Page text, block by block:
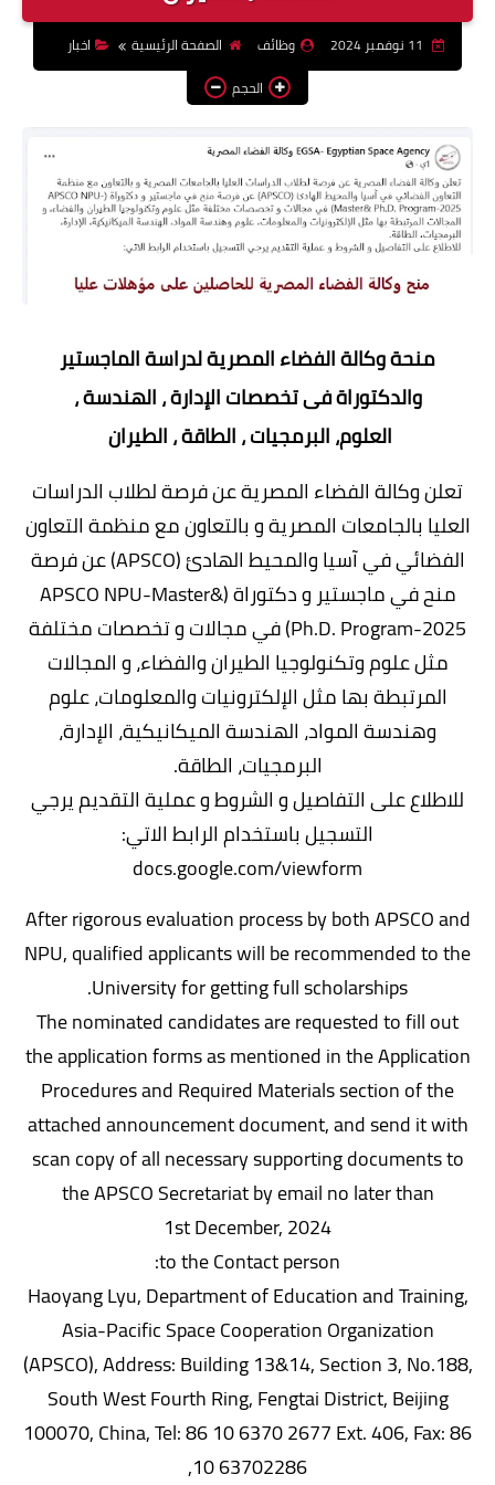
وظائف اعضاء هيئة تدريس
بالجامعات والمعاهد
اخبار
وظائف الصفحة الرئيسية
اخبار
الحجم
منحة وكالة الفضاء المصرية لدراسة الماجستير
والدكتوراة فى تخصصات الإدارة ، الهندسة ،
العلوم، البرمجيات ، الطاقة ، الطيران
تعلن وكالة الفضاء المصرية عن فرصة لطلاب الدراسات
العليا بالجامعات المصرية و بالتعاون مع منظمة التعاون
الفضائي في آسيا والمحيط الهادئ (APSCO) عن فرصة
منح في ماجستير و دكتوراة (APSCO NPU-Master&
Ph.D. Program-2025) في مجالات و تخصصات مختلفة
مثل علوم وتكنولوجيا الطيران والفضاء، و المجالات
المرتبطة بها مثل الإلكترونيات والمعلومات، علوم
وهندسة المواد، الهندسة الميكانيكية، الإدارة،
البرمجيات، الطاقة.
للاطلاع على التفاصيل و الشروط و عملية التقديم يرجي
التسجيل باستخدام الرابط الاتي:
docs.google.com/viewform
After rigorous evaluation process by both APSCO and
NPU, qualified applicants will be recommended to the
University for getting full scholarships.
The nominated candidates are requested to fill out
the application forms as mentioned in the Application
Procedures and Required Materials section of the
attached announcement document, and send it with
scan copy of all necessary supporting documents to
the APSCO Secretariat by email no later than
1st December, 2024
to the Contact person:
Haoyang Lyu, Department of Education and Training,
Asia-Pacific Space Cooperation Organization
(APSCO), Address: Building 13&14, Section 3, No.188,
South West Fourth Ring, Fengtai District, Beijing
100070, China, Tel: 86 10 6370 2677 Ext. 406, Fax: 86
10 63702286,